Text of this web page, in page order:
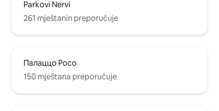
Parkovi Nervi
261 mještanin preporučuje
Палаццо Росо
150 mještana preporučuje